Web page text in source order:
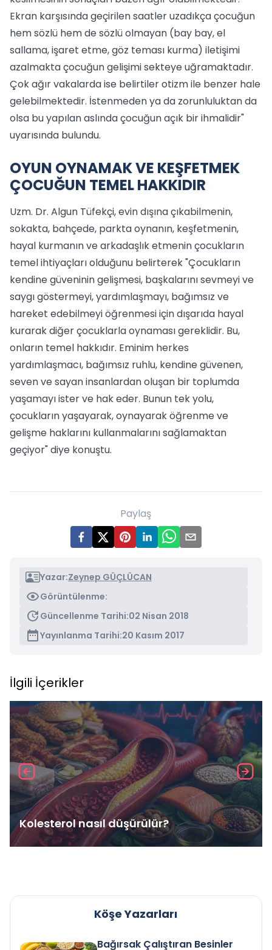
Ekran karşısında geçirilen saatler uzadıkça çocuğun
hem sözlü hem de sözlü olmayan (bay bay, el
sallama, işaret etme, göz teması kurma) iletişimi
azalmakta çocuğun gelişimi sekteye uğramaktadır.
Çok ağır vakalarda ise belirtiler otizm ile benzer hale
gelebilmektedir. İstenmeden ya da zorunluluktan da
olsa bu yapılan aslında çocuğun açık bir ihmalidir"
uyarısında bulundu.
OYUN OYNAMAK VE KEŞFETMEK
ÇOCUĞUN TEMEL HAKKIDIR
Uzm. Dr. Algun Tüfekçi, evin dışına çıkabilmenin,
sokakta, bahçede, parkta oynanın, keşfetmenin,
hayal kurmanın ve arkadaşlık etmenin çocukların
temel ihtiyaçları olduğunu belirterek "Çocukların
kendine güveninin gelişmesi, başkalarını sevmeyi ve
saygı göstermeyi, yardımlaşmayı, bağımsız ve
hareket edebilmeyi öğrenmesi için dışarıda hayal
kurarak diğer çocuklarla oynaması gereklidir. Bu,
onların temel hakkıdır. Eminim herkes
yardımlaşmacı, bağımsız ruhlu, kendine güvenen,
seven ve sayan insanlardan oluşan bir toplumda
yaşamayı ister ve hak eder. Bunun tek yolu,
çocukların yaşayarak, oynayarak öğrenme ve
gelişme haklarını kullanmalarını sağlamaktan
geçiyor" diye konuştu.
Paylaş
Yazar:Zeynep GÜÇLÜCAN
Görüntülenme:
Güncellenme Tarihi:02 Nisan 2018
Yayınlanma Tarihi:20 Kasım 2017
İlgili İçerikler
Kolesterol nasıl düşürülür?
Köşe Yazarları
Bağırsak Çalıştıran Besinler